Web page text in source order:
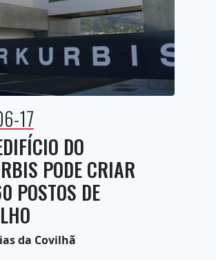
17
DO
PODE CRIAR
POSTOS DE
da Covilhã